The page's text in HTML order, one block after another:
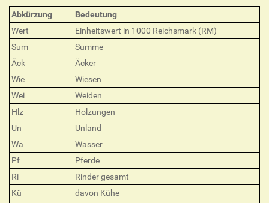
Abkürzung
Bedeutung
Wert
Einheitswert in 1000 Reichsmark (RM)
Sum
Summe
Äck
Äcker
Wie
Wiesen
Wei
Weiden
Hlz
Holzungen
Un
Unland
Wa
Wasser
Pf
Pferde
Ri
Rinder gesamt
Kü
davon Kühe